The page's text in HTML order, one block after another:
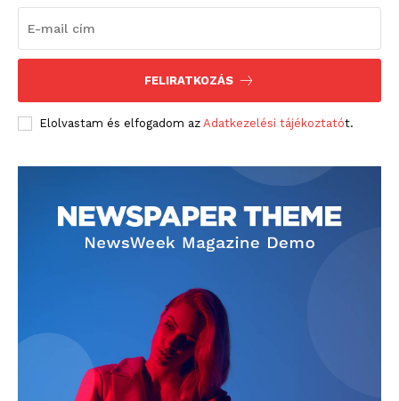
FELIRATKOZÁS
Elolvastam és elfogadom az Adatkezelési tájékoztatót.